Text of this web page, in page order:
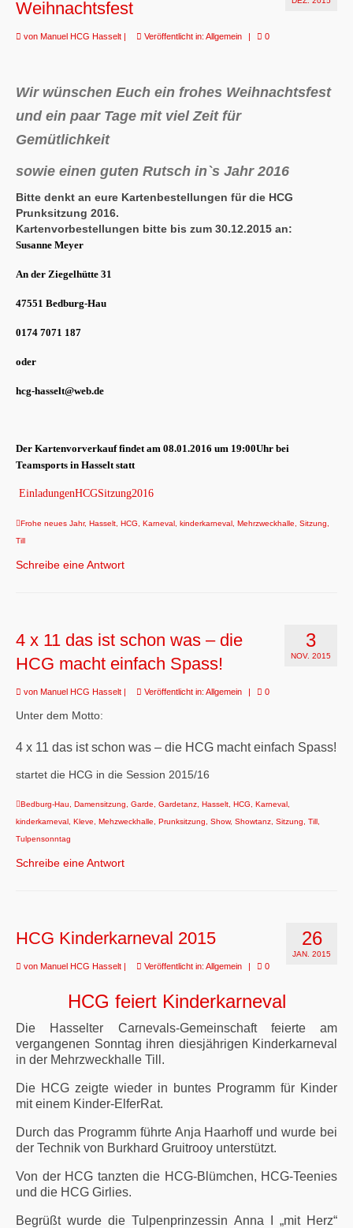
Weihnachtsfest
von Manuel HCG Hasselt Veröffentlicht in: Allgemein 0
Wir wünschen Euch ein frohes Weihnachtsfest
und ein paar Tage mit viel Zeit für
Gemütlichkeit
sowie einen guten Rutsch in`s Jahr 2016
Bitte denkt an eure Kartenbestellungen für die HCG
Prunksitzung 2016.
Kartenvorbestellungen bitte bis zum 30.12.2015 an:
Susanne Meyer
An der Ziegelhütte 31
47551 Bedburg-Hau
0174 7071 187
oder
hcg-hasselt@web.de
Der Kartenvorverkauf findet am 08.01.2016 um 19:00Uhr bei
Teamsports in Hasselt statt
EinladungenHCGSitzung2016
Frohe neues Jahr, Hasselt, HCG, Karneval , kinderkarneval , Mehrzweckhalle, Sitzung,
Till
Schreibe eine Antwort
3
NOV. 2015
4 x 11 das ist schon was – die
HCG macht einfach Spass!
von Manuel HCG Hasselt Veröffentlicht in: Allgemein 0
Unter dem Motto:
4 x 11 das ist schon was – die HCG macht einfach Spass!
startet die HCG in die Session 2015/16
Bedburg-Hau Damensitzung Garde Gardetanz Hasselt HCG Karneval
kinderkarneval Kleve Mehzweckhalle Prunksitzung Show, Showtanz Sitzung Till
Tulpensonntag
Schreibe eine Antwort
26
JAN. 2015
HCG Kinderkarneval 2015
von Manuel HCG Hasselt | Veröffentlicht in: Allgemein | 0
HCG feiert Kinderkarneval
Die Hasselter Carnevals-Gemeinschaft feierte am
vergangenen Sonntag ihren diesjährigen Kinderkarneval
in der Mehrzweckhalle Till.
Die HCG zeigte wieder in buntes Programm für Kinder
mit einem Kinder-ElferRat.
Durch das Programm führte Anja Haarhoff und wurde bei
der Technik von Burkhard Gruitrooy unterstützt.
Von der HCG tanzten die HCG-Blümchen, HCG-Teenies
und die HCG Girlies.
Begrüßt wurdedie Tulpenprinzessin Anna I „mit Herz“